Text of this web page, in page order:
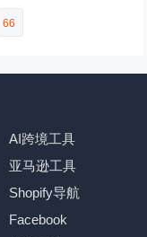
66
AI跨境工具
亚马逊工具
Shopify导航
Facebook